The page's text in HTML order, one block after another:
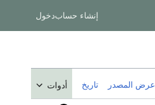
إنشاء حسابدخول
عرض المصدر تاريخ أدوات